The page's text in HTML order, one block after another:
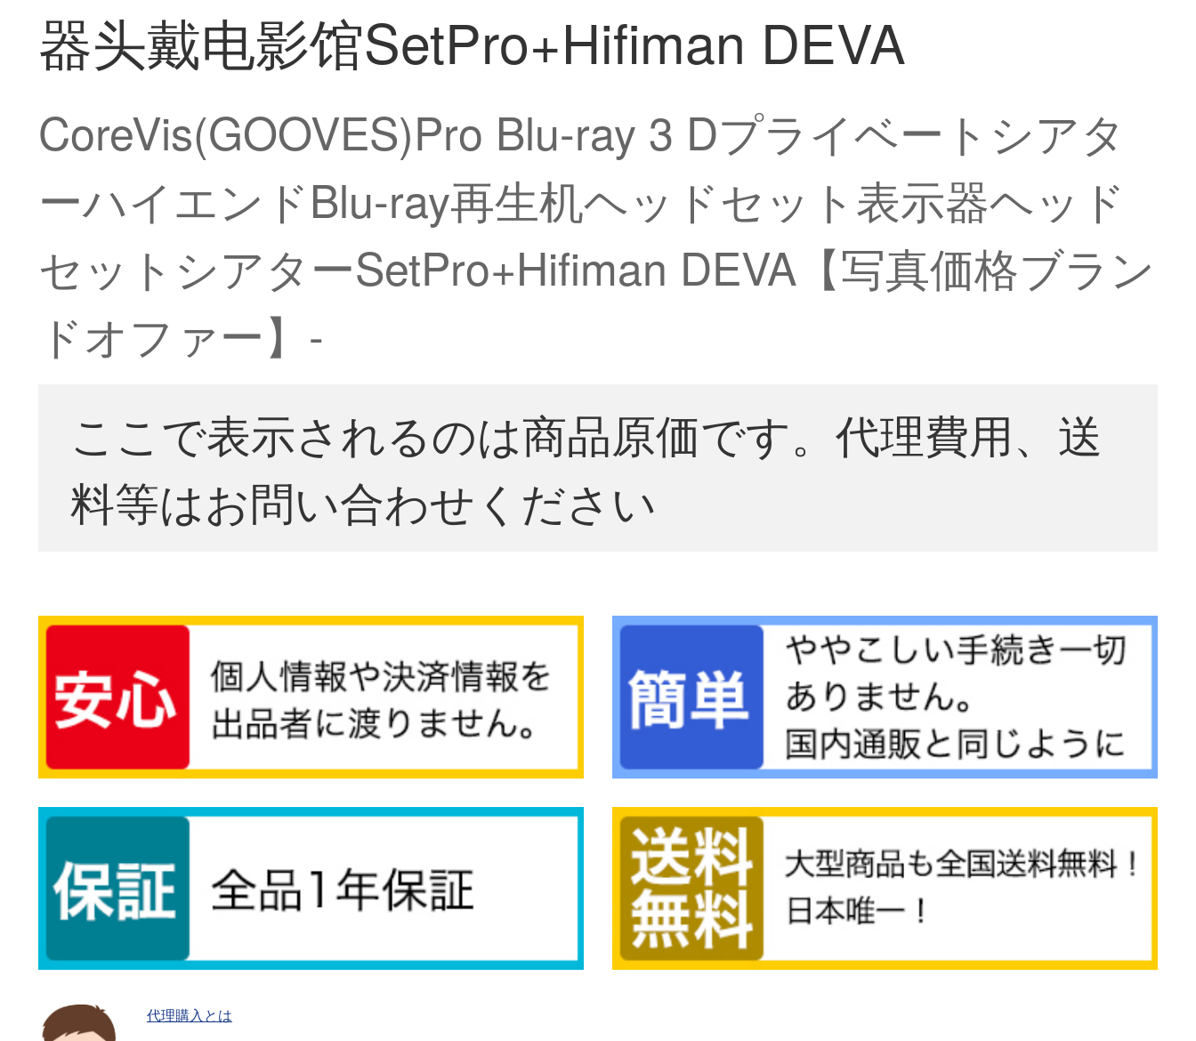
器头戴电影馆SetPro+Hifiman DEVA
CoreVis(GOOVES)Pro Blu-ray 3 Dプライベートシアタ
ーハイエンドBlu-ray再生机ヘッドセット表示器ヘッド
セットシアターSetPro+Hifiman DEVA【写真価格ブラン
ドオファー】-
ここで表示されるのは商品原価です。代理費用、送
料等はお問い合わせください
代理購入とは